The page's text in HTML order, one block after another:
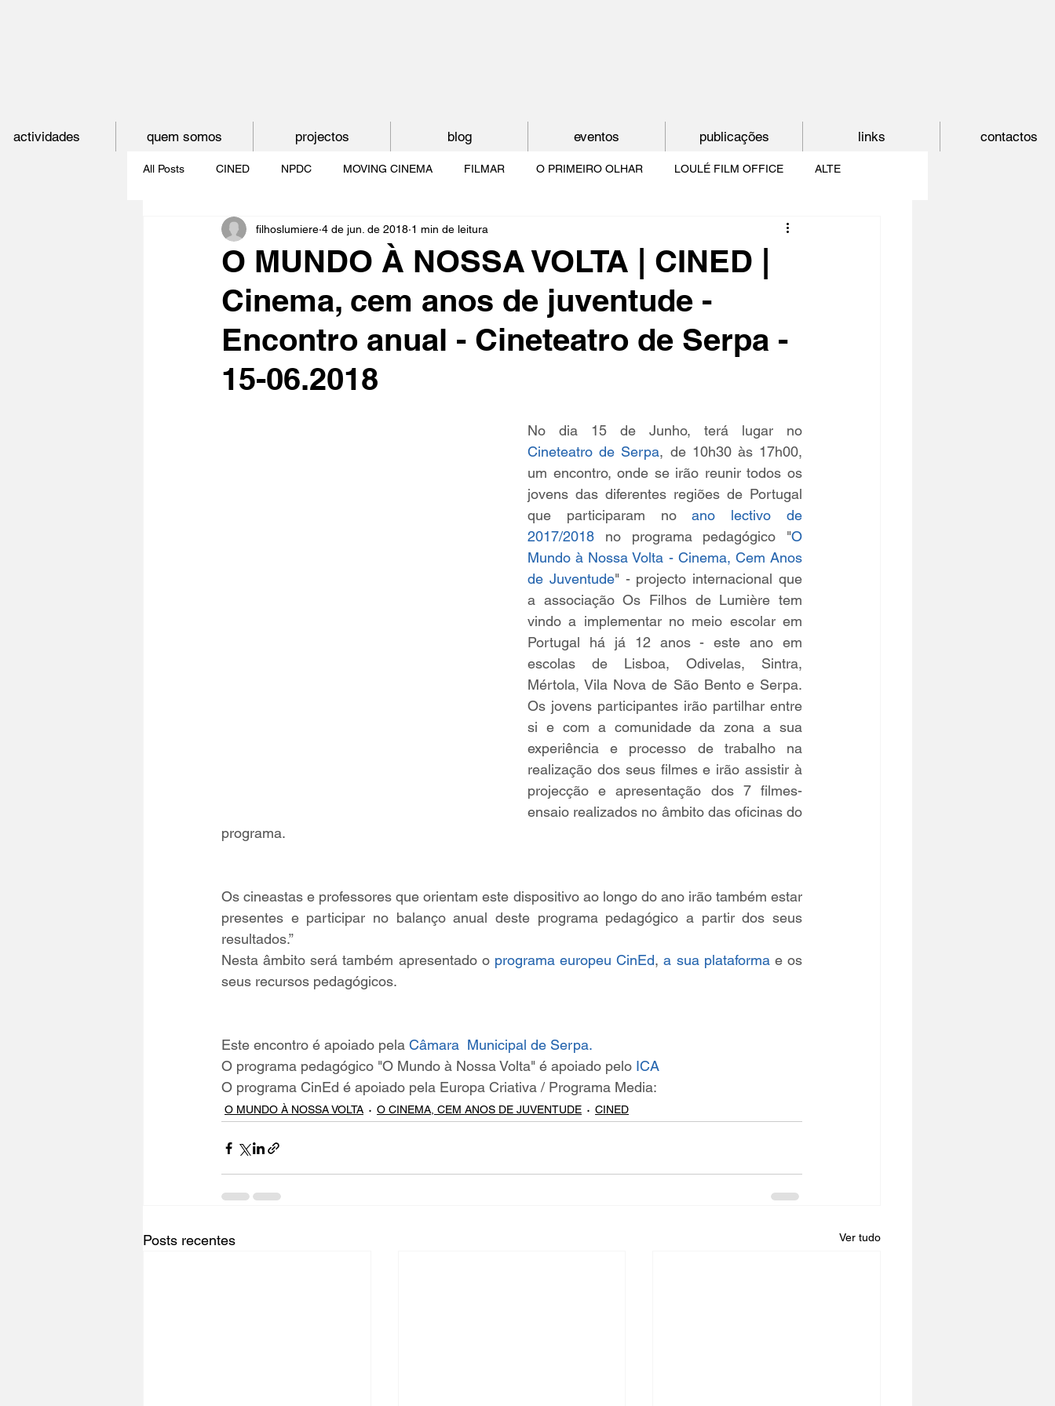
All Posts CINED NPDC MOVING CINEMA FILMAR O PRIMEIRO OLHAR LOULÉ FILM OFFICE ALTE
O CINEMA, CEM ANOS DE JUVENTUDE O MUNDO À NOSSA VOLTA SHORTCUT
CINECLUBE DAS GAIVOTAS O CINEMA POR DENTRO CRESCER COM O CINEMA NO PAÍS DO CINEMA
O MUNDO À NOSSA VOLTA | CINED |
Cinema, cem anos de juventude -
Encontro anual - Cineteatro de Serpa -
15-06.2018
filhoslumiere 4 de jun. de 2018 1 min de leitura
Cineteatro de Serpa, de 10h30 às 17h00,
um encontro, onde se irão reunir todos os
jovens das diferentes regiões de Portugal
que participaram no ano lectivo de
2017/2018 no programa pedagógico "O
Mundo à Nossa Volta - Cinema, Cem Anos
de Juventude" - projecto internacional que
a associação Os Filhos de Lumière tem
vindo a implementar no meio escolar em
Portugal há já 12 anos - este ano em
escolas de Lisboa, Odivelas, Sintra,
Mértola, Vila Nova de São Bento e Serpa.
Os jovens participantes irão partilhar entre
si e com a comunidade da zona a sua
experiência e processo de trabalho na
realização dos seus filmes e irão assistir à
projecção e apresentação dos 7 filmes-
ensaio realizados no âmbito das oficinas do
programa.
Os cineastas e professores que orientam este dispositivo ao longo do ano irão também estar
presentes e participar no balanço anual deste programa pedagógico a partir dos seus
resultados.”
Nesta âmbito será também apresentado o programa europeu CinEd, a sua plataforma e os
seus recursos pedagógicos.
Este encontro é apoiado pela Câmara  Municipal de Serpa.
O programa pedagógico "O Mundo à Nossa Volta" é apoiado pelo ICA
O programa CinEd é apoiado pela Europa Criativa / Programa Media:
O MUNDO À NOSSA VOLTA O CINEMA, CEM ANOS DE JUVENTUDE CINED
Posts recentes Ver tudo
actividades quem somos projectos blog eventos publicações links contactos